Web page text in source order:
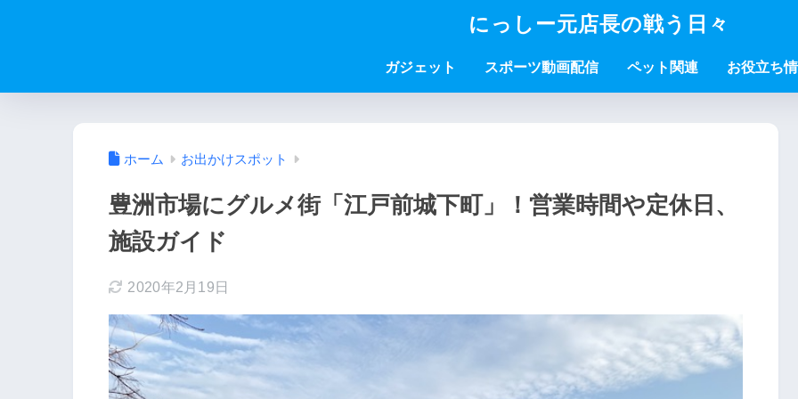
にっしー元店長の戦う日々
ガジェット スポーツ動画配信 ペット関連 お役立ち
ホーム お出かけスポット
豊洲市場にグルメ街「江戸前城下町」！営業時間や定休日、
施設ガイド
2020年2月19日